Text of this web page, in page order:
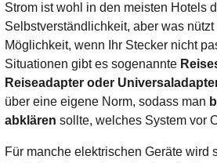
Strom ist wohl in den meisten Hotels
Selbstverständlichkeit, aber was
Möglichkeit, wenn Ihr Stecker nicht
Situationen gibt es sogenannte
Reiseadapter oder
über eine eigene Norm, sodass man
abklären sollte, welches System vor
Für manche elektrischen Geräte wird